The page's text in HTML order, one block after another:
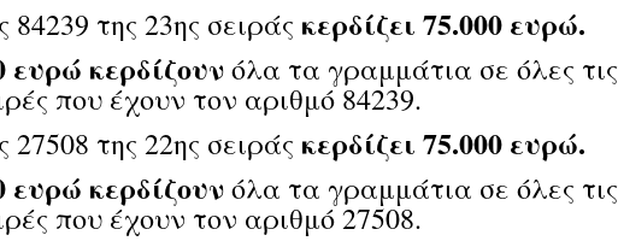
84239 της 23ης σειράς κερδίζει 75.000 ευρώ.
ευρώ κερδίζουνόλα τα γραμμάτια σε όλες τις
που έχουν τον αριθμό 84239.
27508 της 22ης σειράς κερδίζει 75.000 ευρώ.
ευρώ κερδίζουνόλα τα γραμμάτια σε όλες τις
που έχουν τον αριθμό 27508.